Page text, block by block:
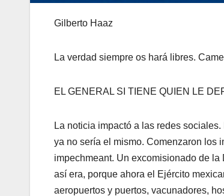
Gilberto Haaz
La verdad siempre os hará libres.
EL GENERAL SI TIENE QUIEN LE
La noticia impactó a las redes
ya no sería el mismo. Comenzaron los
impechmeant. Un excomisionado de
así era, porque ahora el Ejército
aeropuertos y puertos, vacunadores,